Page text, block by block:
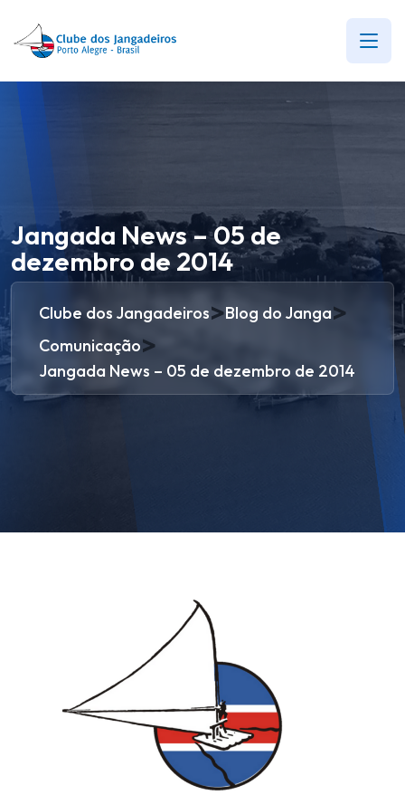
Jangada News – 05 de
dezembro de 2014
Clube dos Jangadeiros>Blog do Janga>
Comunicação>
Jangada News – 05 de dezembro de 2014